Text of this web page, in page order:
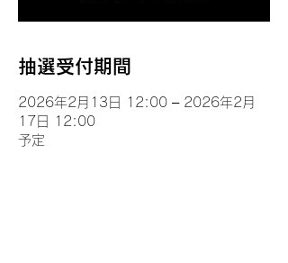
抽選受付期間
2026年2月13日 12:00 – 2026年2月
17日 12:00
予定